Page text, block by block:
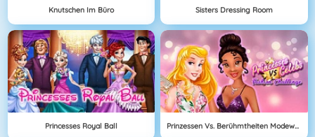
Knutschen Im Büro Sisters Dressing Room
Princesses Royal Ball Prinzessen Vs. Berühmtheiten Modewettbewerb